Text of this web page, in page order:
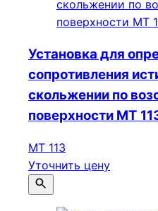
Установка для
сопротивления
скольжении по
поверхности МТ
МТ 113
Уточнить цену